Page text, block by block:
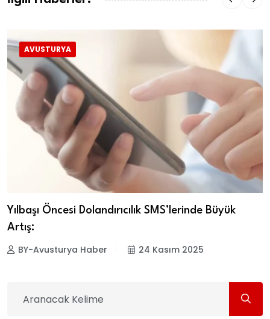
AVUSTURYA
Yılbaşı Öncesi Dolandırıcılık SMS’lerinde Büyük
Artış:
BY-Avusturya Haber 24 Kasım 2025